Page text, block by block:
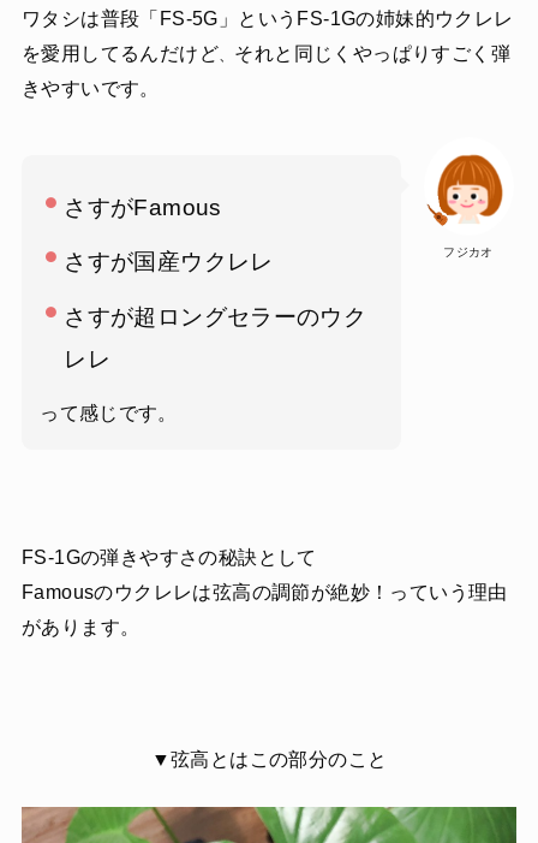
ワタシは普段「FS-5G」というFS-1Gの姉妹的ウクレレ
を愛用してるんだけど、 それと同じくやっぱりすごく弾
きやすいです。
フジカオ
さすがFamous
さすが国産ウクレレ
さすが超ロングセラーのウク
レレ
って感じです。
FS-1Gの弾きやすさの秘訣として
Famousのウクレレは弦高の調節が絶妙！っていう理由
があります。
▼弦高とはこの部分のこと